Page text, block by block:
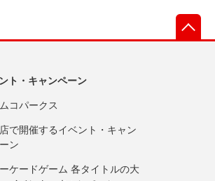
ト・キャンペーン
コパークス
で開催するイベント・キャン
ン
ケードゲーム 各タイトルの大